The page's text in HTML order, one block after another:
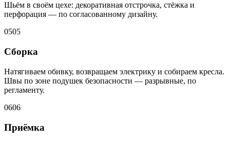
Шьём в своём цехе: декоративная отстрочка, стёжка и
перфорация — по согласованному дизайну.
0505
Сборка
Натягиваем обивку, возвращаем электрику и собираем кресла.
Швы по зоне подушек безопасности — разрывные, по
регламенту.
0606
Приёмка